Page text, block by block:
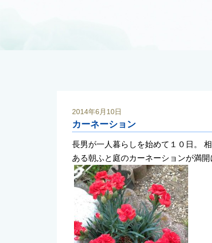
2014年6月10日
カーネーション
長男が一人暮らしを始めて１０日。
ある朝ふと庭のカーネーションが満